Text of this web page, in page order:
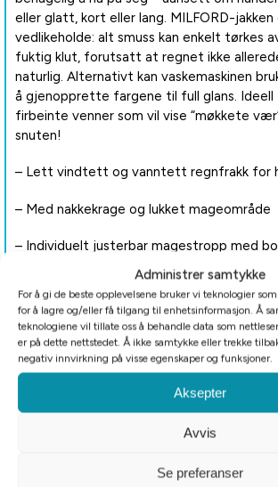
Administrer samtykke
For å gi de beste opplevelsene bruker vi teknologier
for å lagre og/eller få tilgang til enhetsinformasjon. Å
teknologiene vil tillate oss å behandle data som
er på dette nettstedet. Å ikke samtykke eller trekke
negativ innvirkning på visse egenskaper og funksjoner.
Aksepter
Avvis
Se preferanser
eller glatt, kort eller lang. MILFORD-jakken
vedlikeholde: alt smuss kan enkelt tørkes
fuktig klut, forutsatt at regnet ikke
naturlig. Alternativt kan vaskemaskinen
å gjenopprette fargene til full glans.
firbeinte venner som vil vise “møkkete
snuten!
– Lett vindtett og vanntett regnfrakk for
– Med nakkekrage og lukket mageområde
– Individuelt justerbar magestropp med
– Åpning for å feste bånd til halsbånd og
– Elastiske hemper for bakbena
– Attraktiv, klassisk design Vaskes ved 30 °C
Halsomkrets